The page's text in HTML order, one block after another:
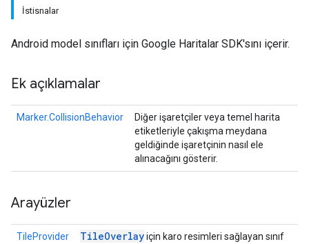
İstisnalar
Android model sınıfları için Google Haritalar SDK'sını içerir.
Ek açıklamalar
Marker.CollisionBehavior
Diğer işaretçiler veya temel harita
etiketleriyle çakışma meydana
geldiğinde işaretçinin nasıl ele
alınacağını gösterir.
Arayüzler
TileProvider TileOverlayiçin karo resimleri sağlayan sınıf